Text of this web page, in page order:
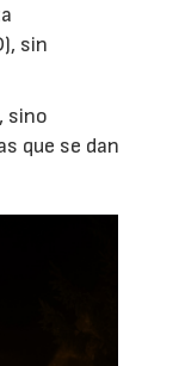
sin
sino
que se dan